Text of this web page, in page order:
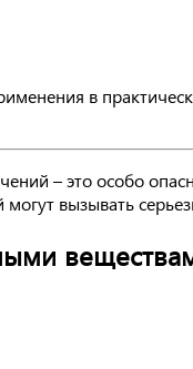
в
– это особо
вызывать